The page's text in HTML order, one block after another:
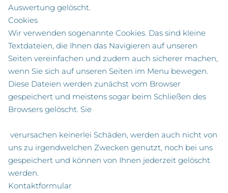
Auswertung gelöscht.
Cookies
Wir verwenden sogenannte Cookies. Das sind kleine
Textdateien, die Ihnen das Navigieren auf unseren
Seiten vereinfachen und zudem auch sicherer machen,
wenn Sie sich auf unseren Seiten im Menu bewegen.
Diese Dateien werden zunächst vom Browser
gespeichert und meistens sogar beim Schließen des
Browsers gelöscht. Sie
verursachen keinerlei Schäden, werden auch nicht von
uns zu irgendwelchen Zwecken genutzt, noch bei uns
gespeichert und können von Ihnen jederzeit gelöscht
werden.
Kontaktformular